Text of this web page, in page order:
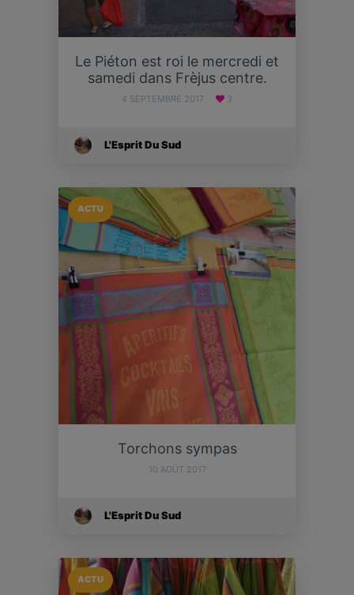
Le Piéton est roi le mercredi et
samedi dans Frèjus centre.
4 SEPTEMBRE 2017 3
L'Esprit Du Sud
ACTU
Torchons sympas
10 AOÛT 2017
L'Esprit Du Sud
ACTU